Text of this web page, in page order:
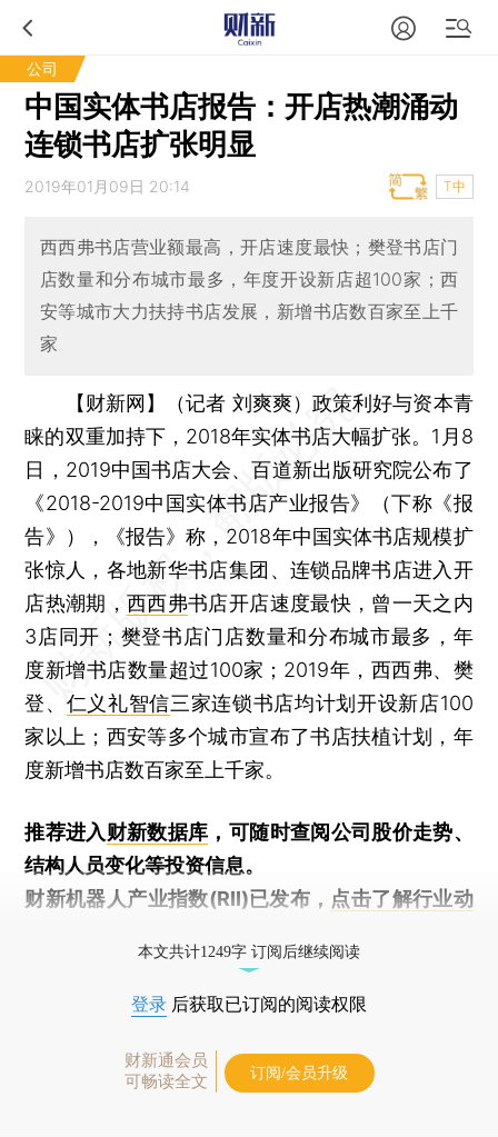
公司
中国实体书店报告：开店热潮涌动
连锁书店扩张明显
2019年01月09日 20:14 T中
西西弗书店营业额最高，开店速度最快；樊登书店门
店数量和分布城市最多，年度开设新店超100家；西
安等城市大力扶持书店发展，新增书店数百家至上千
家
【财新网】（记者 刘爽爽） 政策利好与资本青
睐的双重加持下，2018年实体书店大幅扩张。1月8
日，2019中国书店大会、百道新出版研究院公布了
《2018-2019中国实体书店产业报告》（下称《报
告》），《报告》称，2018年中国实体书店规模扩
张惊人，各地新华书店集团、连锁品牌书店进入开
店热潮期，西西弗书店开店速度最快，曾一天之内
3店同开；樊登书店门店数量和分布城市最多，年
度新增书店数量超过100家；2019年，西西弗、樊
登、 仁义礼智信三家连锁书店均计划开设新店100
家以上；西安等多个城市宣布了书店扶植计划，年
度新增书店数百家至上千家。
推荐进入财新数据库 ，可随时查阅公司股价走势、
结构人员变化等投资信息。
财新机器人产业指数(RII)已发布， 点击了解行业动
本文共计1249字 订阅后继续阅读
登录 后获取已订阅的阅读权限
财新通会员
可畅读全文
订阅/会员升级